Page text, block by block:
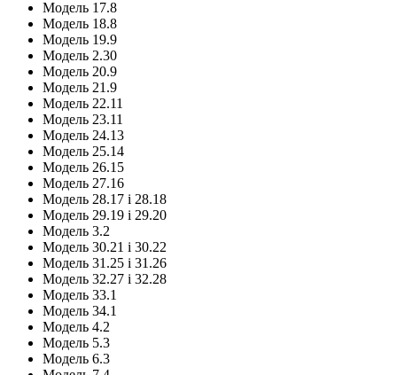
Модель 17.8
Модель 18.8
Модель 19.9
Модель 2.30
Модель 20.9
Модель 21.9
Модель 22.11
Модель 23.11
Модель 24.13
Модель 25.14
Модель 26.15
Модель 27.16
Модель 28.17 і 28.18
Модель 29.19 і 29.20
Модель 3.2
Модель 30.21 і 30.22
Модель 31.25 і 31.26
Модель 32.27 і 32.28
Модель 33.1
Модель 34.1
Модель 4.2
Модель 5.3
Модель 6.3